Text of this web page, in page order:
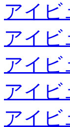
アイビ
アイビ
アイビ
アイビ
アイビ